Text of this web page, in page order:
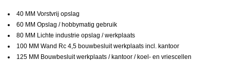
40 MM Vorstvrij opslag
60 MM Opslag / hobbymatig gebruik
80 MM Lichte industrie opslag / werkplaats
100 MM Wand Rc 4,5 bouwbesluit werkplaats incl. kantoor
125 MM Bouwbesluit werkplaats / kantoor / koel- en vriescellen